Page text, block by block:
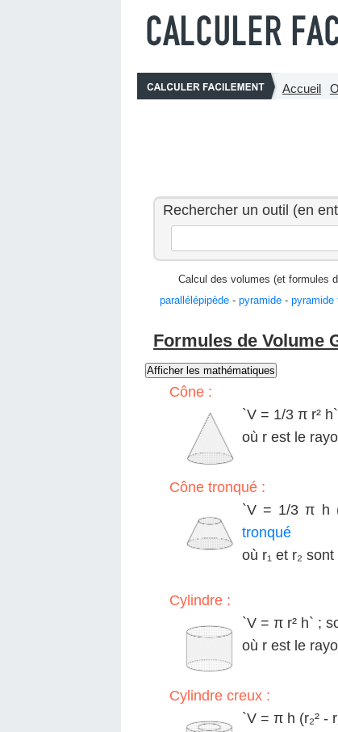
Accueil
Rechercher un outil (en
Calcul des volumes (et formules
parallélépipède- pyramide- pyramide
Formules de Volume
Afficher les mathématiques
Cône :
`V = 1/3 π r²
où r est le
Cône tronqué :
`V = 1/3 π h
tronqué
où r₁ et r₂
Cylindre :
`V = π r² h` ;
où r est le
Cylindre creux :
`V = π h (r₂² -